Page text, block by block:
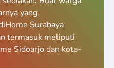
yang
Surabaya
termasuk meliputi
Sidoarjo dan kota-